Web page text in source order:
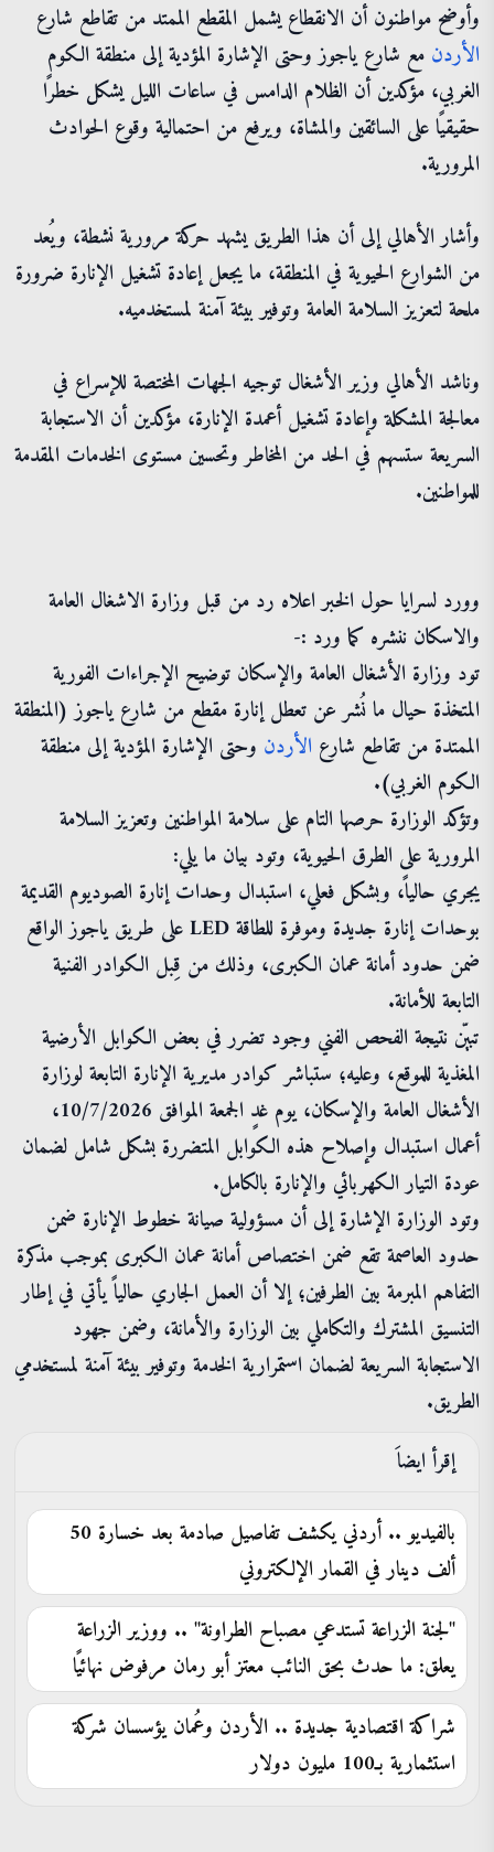
وأوضح مواطنون أن الانقطاع يشمل المقطع الممتد من تقاطع شارع
الأردن مع شارع ياجوز وحتى الإشارة المؤدية إلى منطقة الكوم
الغربي، مؤكدين أن الظلام الدامس في ساعات الليل يشكل خطرًا
حقيقيًا على السائقين والمشاة، ويرفع من احتمالية وقوع الحوادث
المرورية.
وأشار الأهالي إلى أن هذا الطريق يشهد حركة مرورية نشطة، ويُعد
من الشوارع الحيوية في المنطقة، ما يجعل إعادة تشغيل الإنارة ضرورة
ملحة لتعزيز السلامة العامة وتوفير بيئة آمنة لمستخدميه.
وناشد الأهالي وزير الأشغال توجيه الجهات المختصة للإسراع في
معالجة المشكلة وإعادة تشغيل أعمدة الإنارة، مؤكدين أن الاستجابة
السريعة ستسهم في الحد من المخاطر وتحسين مستوى الخدمات المقدمة
للمواطنين.
وورد لسرايا حول الخبر اعلاه رد من قبل وزارة الاشغال العامة
والاسكان ننشره كما ورد :-
تود وزارة الأشغال العامة والإسكان توضيح الإجراءات الفورية
المتخذة حيال ما نُشر عن تعطل إنارة مقطع من شارع ياجوز (المنطقة
الممتدة من تقاطع شارع الأردن وحتى الإشارة المؤدية إلى منطقة
الكوم الغربي).
​وتؤكد الوزارة حرصها التام على سلامة المواطنين وتعزيز السلامة
المرورية على الطرق الحيوية، وتود بيان ما يلي:
يجري حالياً، وبشكل فعلي، استبدال وحدات إنارة الصوديوم القديمة
بوحدات إنارة جديدة وموفرة للطاقة LED على طريق ياجوز الواقع
ضمن حدود أمانة عمان الكبرى، وذلك من قِبل الكوادر الفنية
التابعة للأمانة.
تبيّن نتيجة الفحص الفني وجود تضرر في بعض الكوابل الأرضية
المغذية للموقع، وعليه؛ ستباشر كوادر مديرية الإنارة التابعة لوزارة
الأشغال العامة والإسكان، يوم غدٍ الجمعة الموافق 10/7/2026،
أعمال استبدال وإصلاح هذه الكوابل المتضررة بشكل شامل لضمان
عودة التيار الكهربائي والإنارة بالكامل.
​وتود الوزارة الإشارة إلى أن مسؤولية صيانة خطوط الإنارة ضمن
حدود العاصمة تقع ضمن اختصاص أمانة عمان الكبرى بموجب مذكرة
التفاهم المبرمة بين الطرفين؛ إلا أن العمل الجاري حالياً يأتي في إطار
التنسيق المشترك والتكاملي بين الوزارة والأمانة، وضمن جهود
الاستجابة السريعة لضمان استمرارية الخدمة وتوفير بيئة آمنة لمستخدمي
الطريق.
إقرأ ايضاَ
بالفيديو .. أردني يكشف تفاصيل صادمة بعد خسارة 50
ألف دينار في القمار الإلكتروني
"لجنة الزراعة تستدعي مصباح الطراونة" .. ووزير الزراعة
يعلق: ما حدث بحق النائب معتز أبو رمان مرفوض نهائيًا
شراكة اقتصادية جديدة .. الأردن وعُمان يؤسسان شركة
استثمارية بـ100 مليون دولار